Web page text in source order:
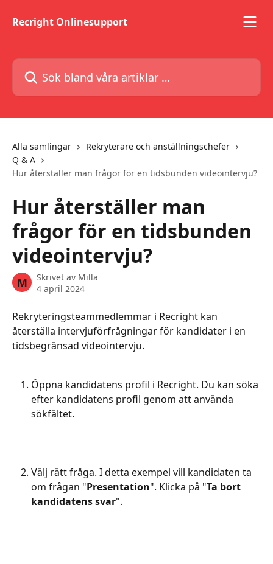
Recright Onlinesupport
Sök bland våra artiklar …
Alla samlingar
Rekryterare och anställningschefer
Q & A
Hur återställer man frågor för en tidsbunden videointervju?
Hur återställer man
frågor för en tidsbunden
videointervju?
M Skrivet av Milla
4 april 2024
Rekryteringsteammedlemmar i Recright kan
återställa intervjuförfrågningar för kandidater i en
tidsbegränsad videointervju.
Öppna kandidatens profil i Recright. Du kan söka
efter kandidatens profil genom att använda
sökfältet.
Välj rätt fråga. I detta exempel vill kandidaten ta
om frågan "Presentation". Klicka på "Ta bort
kandidatens svar".